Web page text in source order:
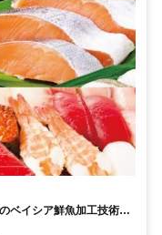
ベイシア鮮魚加工技術ス